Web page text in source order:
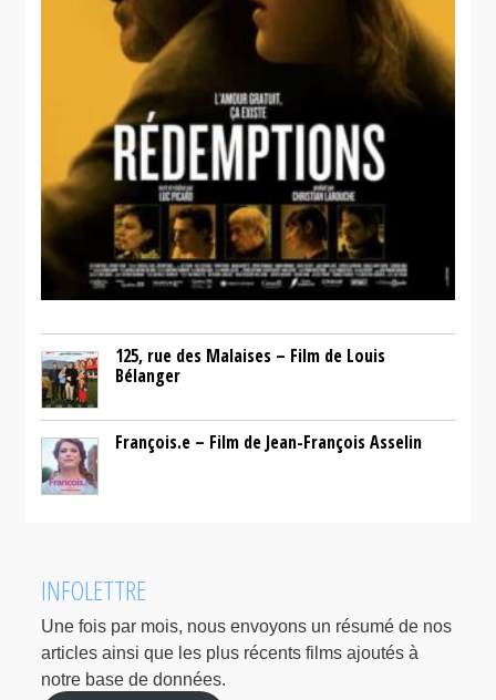
125, rue des Malaises – Film de Louis
Bélanger
François.e – Film de Jean-François Asselin
INFOLETTRE
Une fois par mois, nous envoyons un résumé de nos
articles ainsi que les plus récents films ajoutés à
notre base de données.